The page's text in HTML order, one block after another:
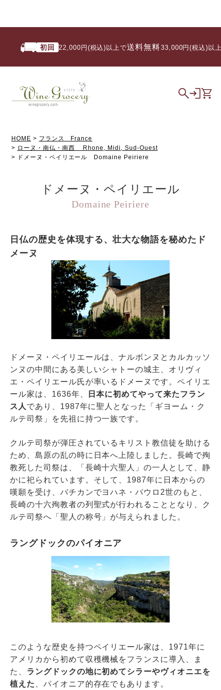
初回 22,000円(税込)以上で 送料無料/ 33,000円(税込)以上で
HOME
フランス France
ローヌ・南仏・南西 Rhone, Midi, Sud-Ouest
ドメーヌ・ペイリエール Domaine Peiriere
ドメーヌ・ペイリエール
Domaine Peiriere
日仏の歴史を体現する、壮大な物語を秘めたド
メーヌ
ドメーヌ・ペイリエールは、ナルボンヌとカルカッソ
ンヌの中間にある美しいシャトーの城主、オリヴィ
エ・ペイリエール氏が率いるドメーヌです。ペイリエ
ール家は、1636年、
日本に初めてやって来たフラン
ス人 であり、1987年に聖人となった「ギヨーム・ク
ルテ司祭」を先祖に持つ一族です。
クルテ司祭が弾圧されているキリスト教信徒を助ける
ため、島原の乱の時に日本へ上陸しました。長崎で殉
教死した司祭は、「長崎十六聖人」の一人として、静
かに祀られています。そして、1987年に日本からの
嘆願を受け、バチカンでヨハネ・パウロ2世のもと、
長崎の十六殉教者の列聖式が行われることとなり、ク
ルテ司祭へ「聖人の称号」が与えられました。
ラングドックのパイオニア
このような歴史を持つペイリエール家は、1971年に
アメリカから初めて収穫機械をフランスに導入、ま
た、 ラングドックの地に初めてシラーやヴィオニエを
植えた
、パイオニア的存在でもあります。